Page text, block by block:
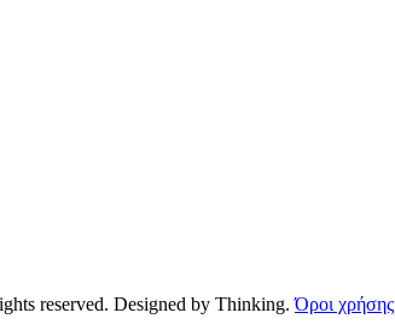
reserved. Designed by Thinking.Όροι χρήσης